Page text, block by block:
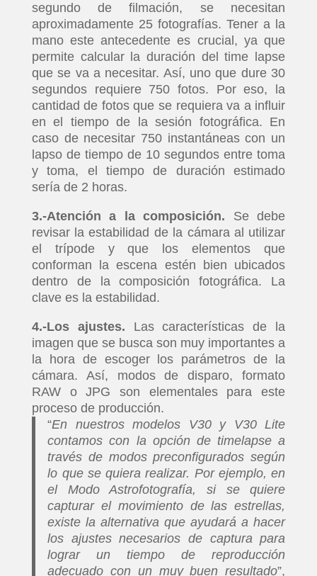
segundo de filmación, se necesitan
aproximadamente 25 fotografías. Tener a la
mano este antecedente es crucial, ya que
permite calcular la duración del time lapse
que se va a necesitar. Así, uno que dure 30
segundos requiere 750 fotos. Por eso, la
cantidad de fotos que se requiera va a influir
en el tiempo de la sesión fotográfica. En
caso de necesitar 750 instantáneas con un
lapso de tiempo de 10 segundos entre toma
y toma, el tiempo de duración estimado
sería de 2 horas.
3.-Atención a la composición. Se debe
revisar la estabilidad de la cámara al utilizar
el trípode y que los elementos que
conforman la escena estén bien ubicados
dentro de la composición fotográfica. La
clave es la estabilidad.
4.-Los ajustes. Las características de la
imagen que se busca son muy importantes a
la hora de escoger los parámetros de la
cámara. Así, modos de disparo, formato
RAW o JPG son elementales para este
proceso de producción.
“En nuestros modelos V30 y V30 Lite
contamos con la opción de timelapse a
través de modos preconfigurados según
lo que se quiera realizar. Por ejemplo, en
el Modo Astrofotografía, si se quiere
capturar el movimiento de las estrellas,
existe la alternativa que ayudará a hacer
los ajustes necesarios de captura para
lograr un tiempo de reproducción
adecuado con un muy buen resultado”,